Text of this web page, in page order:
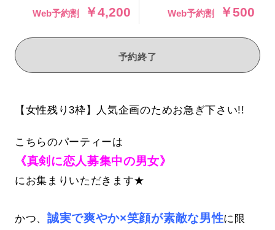
Web予約割
￥4,200
Web予約割
￥500
予約終了
【女性残り3枠】人気企画のためお急ぎ下さい!!
こちらのパーティーは
《真剣に恋人募集中の男女》
にお集まりいただきます★
かつ、 誠実で爽やか×笑顔が素敵な男性に限